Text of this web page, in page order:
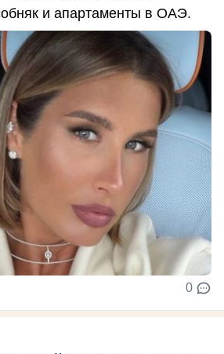
и апартаменты в ОАЭ.
0